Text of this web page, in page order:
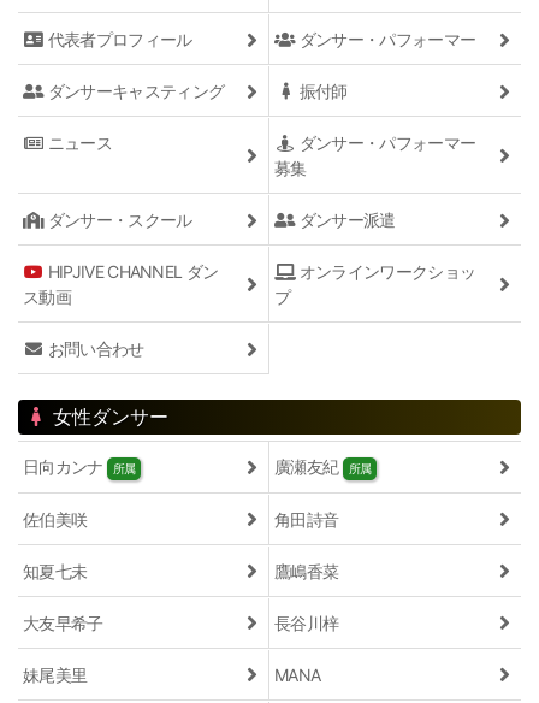
代表者プロフィール ダンサー・パフォーマー
ダンサーキャスティング 振付師
ニュース
ダンサー・パフォーマー
募集
ダンサー・スクール ダンサー派遣
HIPJIVE CHANNEL ダン
ス動画
オンラインワークショッ
プ
お問い合わせ
女性ダンサー
日向カンナ 所属 廣瀬友紀 所属
佐伯美咲 角田詩音
知夏七未 鷹嶋香菜
大友早希子 長谷川梓
妹尾美里 MANA